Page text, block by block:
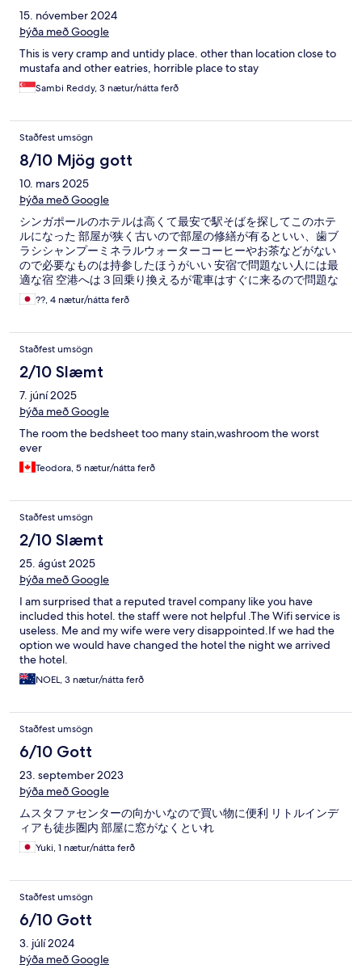
15. nóvember 2024
Þýða með Google
This is very cramp and untidy place. other than location close to
mustafa and other eatries, horrible place to stay
Sambi Reddy, 3 nætur/nátta ferð
Staðfest umsögn
8/10 Mjög gott
10. mars 2025
Þýða með Google
シンガポールのホテルは高くて最安で駅そばを探してこのホテ
ルになった 部屋が狭く古いので部屋の修繕が有るといい、歯ブ
ラシシャンプーミネラルウォーターコーヒーやお茶などがない
ので必要なものは持参したほうがいい 安宿で問題ない人には最
適な宿 空港へは３回乗り換えるが電車はすぐに来るので問題な
しです??, 4 nætur/nátta ferð
Staðfest umsögn
2/10 Slæmt
7. júní 2025
Þýða með Google
The room the bedsheet too many stain,washroom the worst
ever
Teodora, 5 nætur/nátta ferð
Staðfest umsögn
2/10 Slæmt
25. ágúst 2025
Þýða með Google
I am surprised that a reputed travel company like you have
included this hotel. the staff were not helpful .The Wifi service is
useless. Me and my wife were very disappointed.If we had the
option we would have changed the hotel the night we arrived
the hotel.
NOEL, 3 nætur/nátta ferð
Staðfest umsögn
6/10 Gott
23. september 2023
Þýða með Google
ムスタファセンターの向かいなので買い物に便利 リトルインデ
ィアも徒歩圏内 部屋に窓がなくといれ
Yuki, 1 nætur/nátta ferð
Staðfest umsögn
6/10 Gott
3. júlí 2024
Þýða með Google